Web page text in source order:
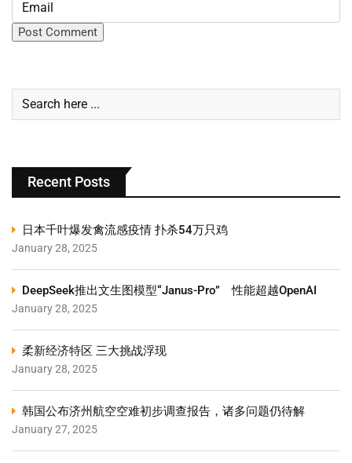
Recent Posts
日本千叶爆发禽流感疫情 扑杀54万只鸡
January 28, 2025
DeepSeek推出文生图模型“Janus-Pro” 性能超越OpenAI
January 28, 2025
柔新经济特区 三大挑战浮现
January 28, 2025
韩国公布济州航空空难初步调查报告，诸多问题仍待解
January 27, 2025